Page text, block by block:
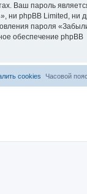
Ваш пароль
ни phpBB Limited, ни
пароля
обеспечение phpBB
Часовой
cookies